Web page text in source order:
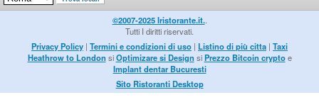
©2007-2025 Iristorante.it..
Tutti I diritti riservati.
Privacy Policy | Termini e condizioni di uso | Listino di più citta | Taxi
Heathrow to London siOptimizare si Design siPrezzo Bitcoin cryptoe
Implant dentar Bucuresti
Sito Ristoranti Desktop